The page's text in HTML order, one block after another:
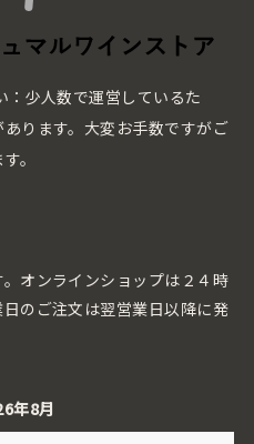
：少人数で運営しているた
ります。大変お手数ですがご
。
オンラインショップは２４時
のご注文は翌営業日以降に発
年8月